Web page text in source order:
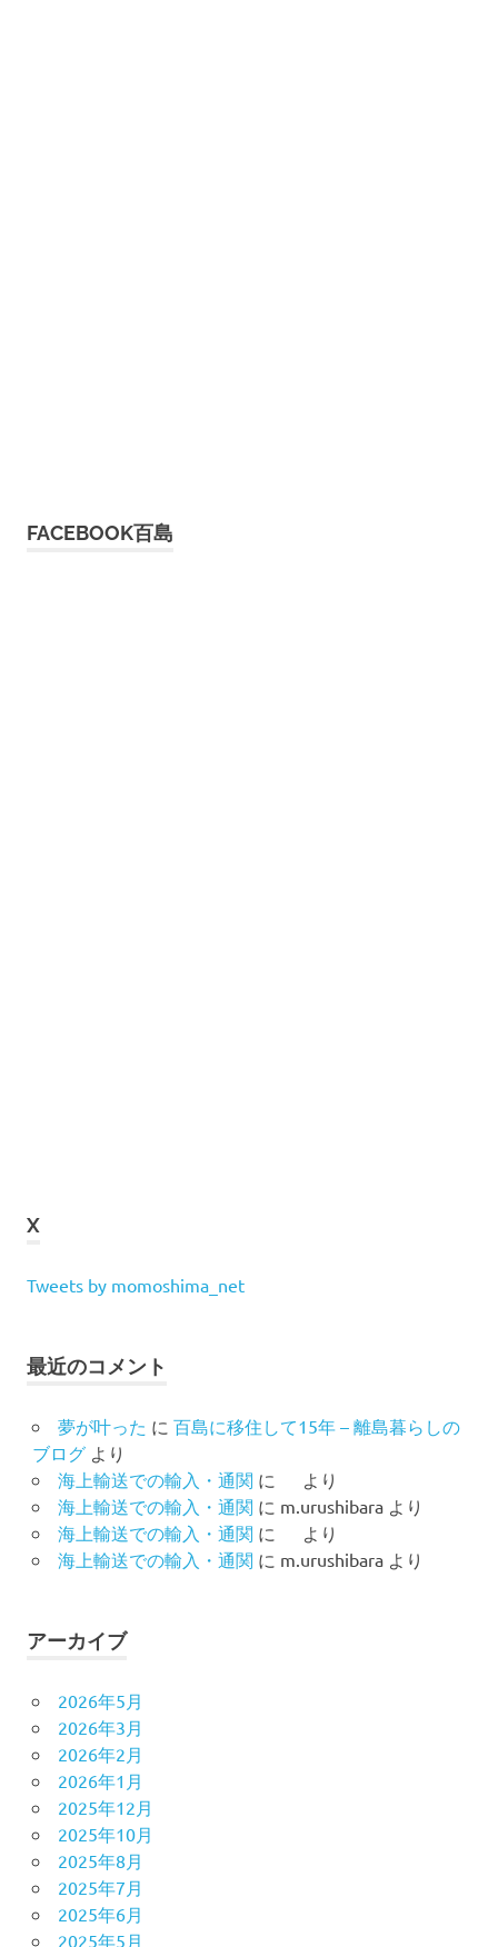
FACEBOOK百島
X
Tweets by momoshima_net
最近のコメント
夢が叶った に 百島に移住して15年 – 離島暮らしの
ブログより
海上輸送での輸入・通関 に
より
海上輸送での輸入・通関 に m.urushibaraより
海上輸送での輸入・通関 に
より
海上輸送での輸入・通関 に m.urushibaraより
アーカイブ
2026年5月
2026年3月
2026年2月
2026年1月
2025年12月
2025年10月
2025年8月
2025年7月
2025年6月
2025年5月